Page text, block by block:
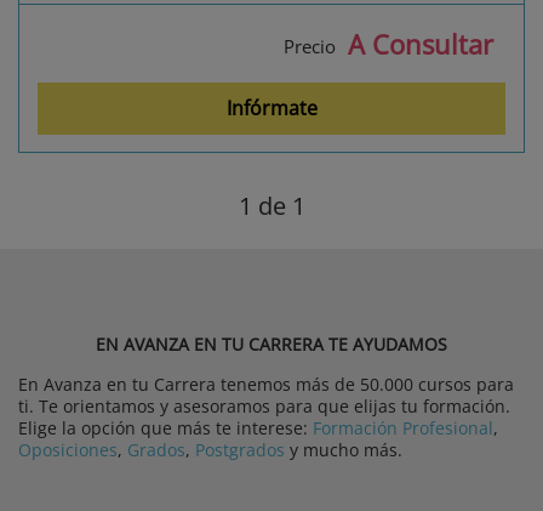
Precio A Consultar
Infórmate
1 de 1
EN AVANZA EN TU CARRERA TE AYUDAMOS
En Avanza en tu Carrera tenemos más de 50.000 cursos para
ti. Te orientamos y asesoramos para que elijas tu formación.
Elige la opción que más te interese: Formación Profesional,
Oposiciones, Grados, Postgrados y mucho más.